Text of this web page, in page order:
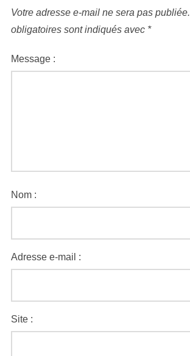
Votre adresse e-mail ne sera pas publiée.
obligatoires sont indiqués avec *
Message :
Nom :
Adresse e-mail :
Site :